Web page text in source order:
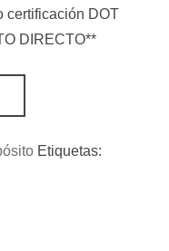
certificación DOT
DIRECTO**
Etiquetas: